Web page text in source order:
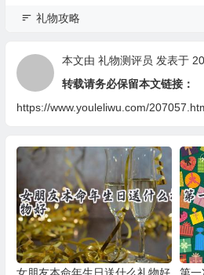
礼物攻略
本文由 礼物测评员 发表于
转载请务必保留本文链接：
https://www.youleliwu.com/
女朋友本命年生日送什么礼物好 第一